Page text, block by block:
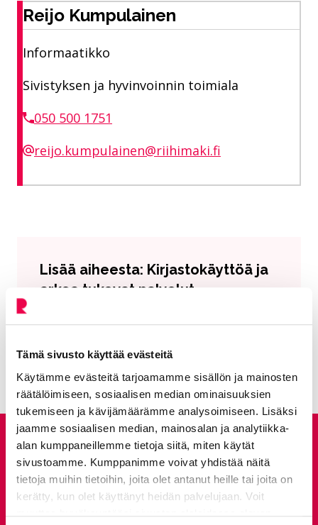
Tämä sivusto käyttää evästeitä
Käytämme evästeitä tarjoamamme sisällön ja mainosten
räätälöimiseen, sosiaalisen median ominaisuuksien
tukemiseen ja kävijämäärämme analysoimiseen. Lisäksi
jaamme sosiaalisen median, mainosalan ja analytiikka-
alan kumppaneillemme tietoja siitä, miten käytät
sivustoamme. Kumppanimme voivat yhdistää näitä
tietoja muihin tietoihin, joita olet antanut heille tai joita on
kerätty, kun olet käyttänyt heidän palvelujaan. Voit
Reijo Kumpulainen
Informaatikko
Sivistyksen ja hyvinvoinnin toimiala
050 500 1751
reijo.kumpulainen@riihimaki.fi
Lisää aiheesta: Kirjastokäyttöä ja
arkea tukevat palvelut
Anna palautetta
Palautepalvelu